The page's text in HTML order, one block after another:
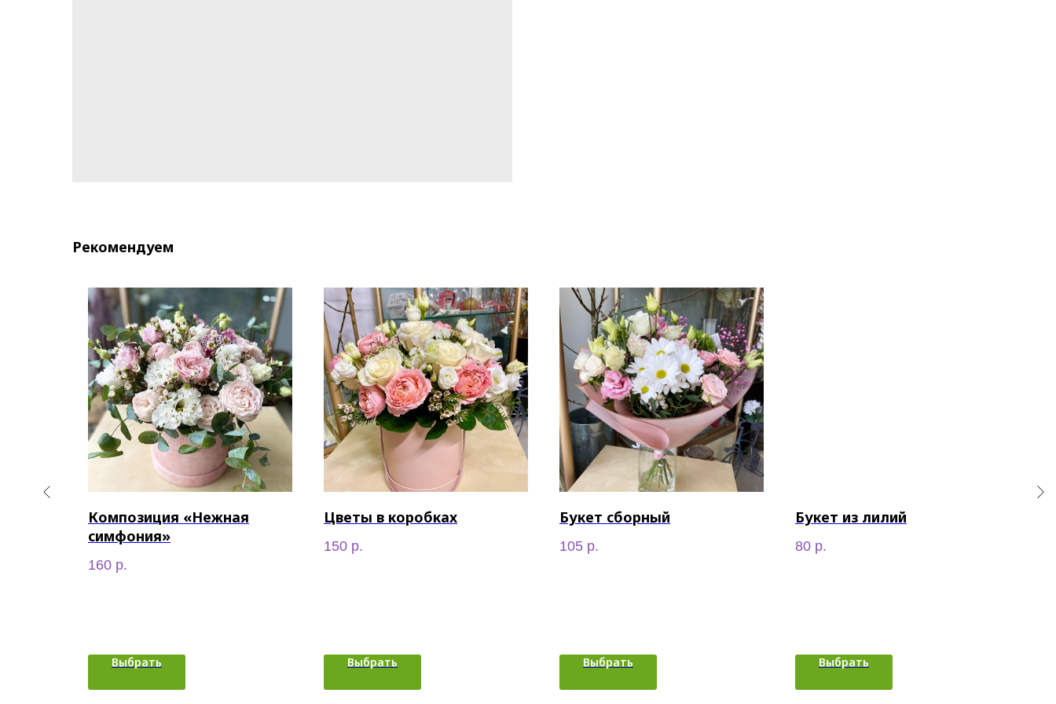
Рекомендуем
Композиция «Нежная
симфония»
160 р.
Выбрать
Цветы в коробках
150 р.
Выбрать
Букет сборный
105 р.
Выбрать
Букет из лилий
80 р.
Выбрать